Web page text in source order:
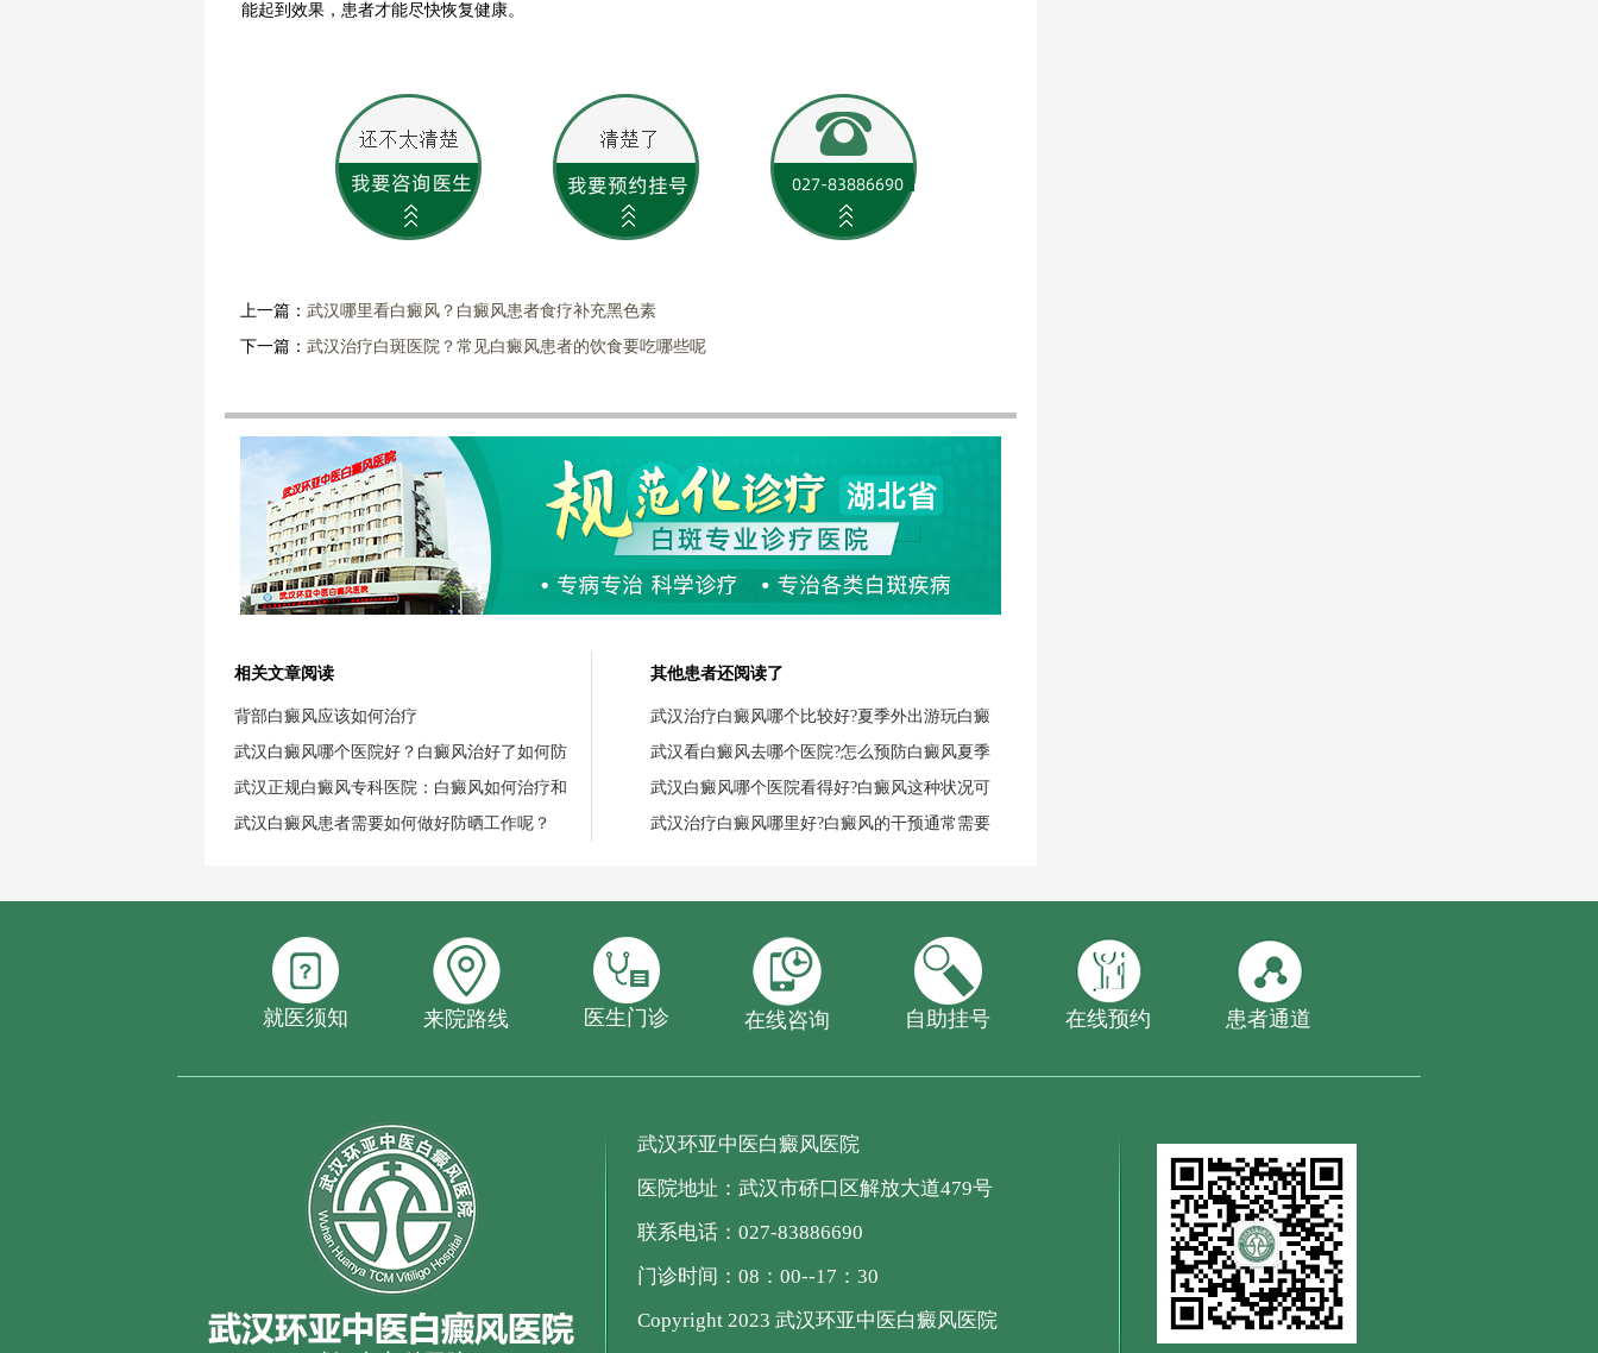
能起到效果，患者才能尽快恢复健康。
上一篇： 武汉哪里看白癜风？白癜风患者食疗补充黑色素
下一篇： 武汉治疗白斑医院？常见白癜风患者的饮食要吃哪些呢
相关文章阅读
背部白癜风应该如何治疗
武汉白癜风哪个医院好？白癜风治好了如何防
武汉正规白癜风专科医院：白癜风如何治疗和
武汉白癜风患者需要如何做好防晒工作呢？
其他患者还阅读了
武汉治疗白癜风哪个比较好?夏季外出游玩白癜
武汉看白癜风去哪个医院?怎么预防白癜风夏季
武汉白癜风哪个医院看得好?白癜风这种状况可
武汉治疗白癜风哪里好?白癜风的干预通常需要
就医须知 来院路线 医生门诊 在线咨询 自助挂号 在线预约 患者通道
武汉环亚中医白癜风医院
医院地址：武汉市硚口区解放大道479号
联系电话：027-83886690
门诊时间：08：00--17：30
Copyright 2023 武汉环亚中医白癜风医院